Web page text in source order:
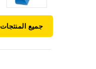
جميع المنتجات